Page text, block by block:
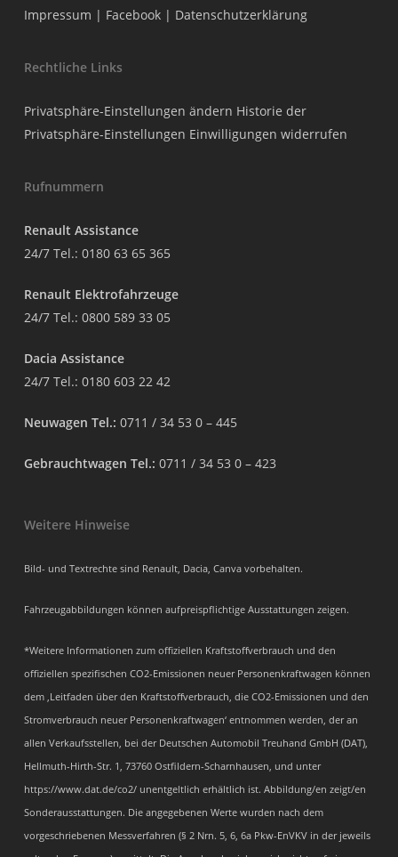
Impressum | Facebook| Datenschutzerklärung
Rechtliche Links
Privatsphäre-Einstellungen ändern Historie der
Privatsphäre-Einstellungen Einwilligungen widerrufen
Rufnummern
Renault Assistance
24/7 Tel.: 0180 63 65 365
Renault Elektrofahrzeuge
24/7 Tel.: 0800 589 33 05
Dacia Assistance
24/7 Tel.: 0180 603 22 42
Neuwagen Tel.: 0711 / 34 53 0 – 445
Gebrauchtwagen Tel.: 0711 / 34 53 0 – 423
Weitere Hinweise
Bild- und Textrechte sind Renault, Dacia, Canva vorbehalten.
Fahrzeugabbildungen können aufpreispflichtige Ausstattungen zeigen.
*Weitere Informationen zum offiziellen Kraftstoffverbrauch und den
offiziellen spezifischen CO2-Emissionen neuer Personenkraftwagen können
dem ‚Leitfaden über den Kraftstoffverbrauch, die CO2-Emissionen und den
Stromverbrauch neuer Personenkraftwagen‘ entnommen werden, der an
allen Verkaufsstellen, bei der Deutschen Automobil Treuhand GmbH (DAT),
Hellmuth-Hirth-Str. 1, 73760 Ostfildern-Scharnhausen, und unter
https://www.dat.de/co2/ unentgeltlich erhältlich ist. Abbildung/en zeigt/en
Sonderausstattungen. Die angegebenen Werte wurden nach dem
vorgeschriebenen Messverfahren (§ 2 Nrn. 5, 6, 6a Pkw-EnVKV in der jeweils